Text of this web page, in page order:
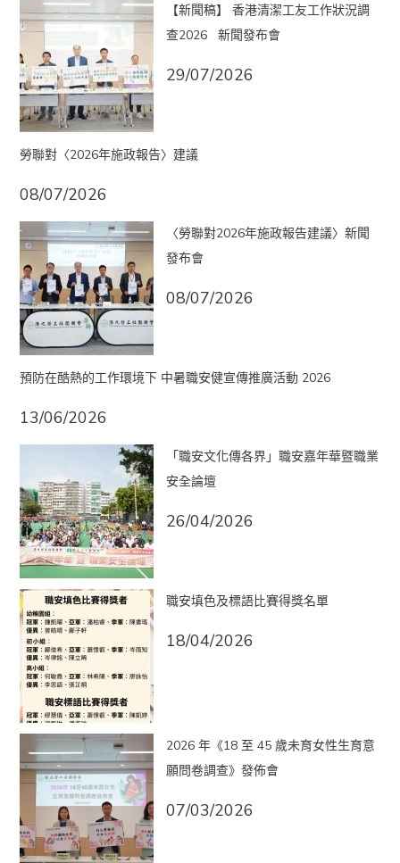
【新聞稿】 香港清潔工友工作狀況調
查2026 新聞發布會
29/07/2026
勞聯對〈2026年施政報告〉建議
08/07/2026
〈勞聯對2026年施政報告建議〉新聞
發布會
08/07/2026
預防在酷熱的工作環境下 中暑職安健宣傳推廣活動 2026
13/06/2026
「職安文化傳各界」職安嘉年華暨職業
安全論壇
26/04/2026
職安填色及標語比賽得獎名單
18/04/2026
2026 年《18 至 45 歲未育女性生育意
願問卷調查》發佈會
07/03/2026